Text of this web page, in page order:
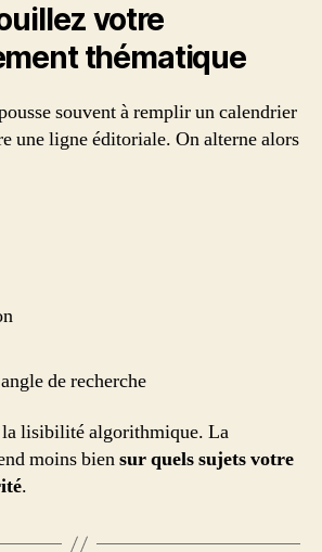
votre
thématique
souvent à remplir un calendrier
une ligne éditoriale. On alterne alors
de recherche
la lisibilité algorithmique. La
moins biensur quels sujets votre
.